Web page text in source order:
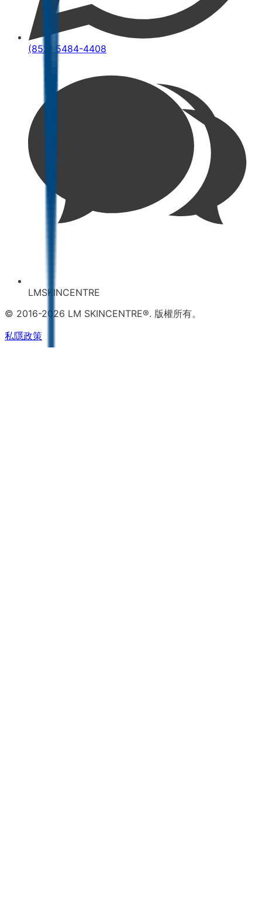
(852) 5484-4408
LMSKINCENTRE
© 2016-2026 LM SKINCENTRE®. 版權所有。
私隱政策